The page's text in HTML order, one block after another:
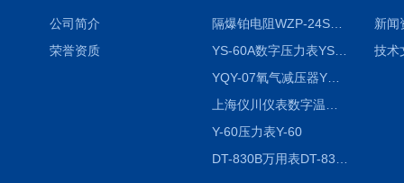
公司简介
荣誉资质
隔爆铂电阻WZP-24SA隔爆铂电阻WZP-24SA/Pt100
YS-60A数字压力表YS-60A
YQY-07氧气减压器YQY-07
Y-60压力表Y-60
新闻
技术